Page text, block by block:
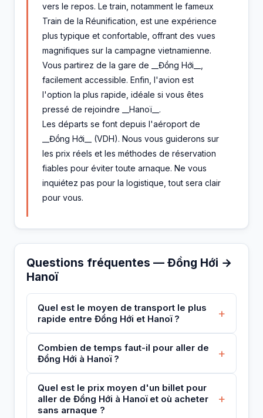
vers le repos. Le train, notamment le fameux
Train de la Réunification, est une expérience
plus typique et confortable, offrant des vues
magnifiques sur la campagne vietnamienne.
Vous partirez de la gare de __Đồng Hới__,
facilement accessible. Enfin, l'avion est
l'option la plus rapide, idéale si vous êtes
pressé de rejoindre __Hanoï__.
Les départs se font depuis l'aéroport de
__Đồng Hới__ (VDH). Nous vous guiderons sur
les prix réels et les méthodes de réservation
fiables pour éviter toute arnaque. Ne vous
inquiétez pas pour la logistique, tout sera clair
pour vous.
Questions fréquentes — Đồng Hới →
Hanoï
Quel est le moyen de transport le plus
rapide entre Đồng Hới et Hanoï ?
+
Combien de temps faut-il pour aller de
Đồng Hới à Hanoï ?
+
Quel est le prix moyen d'un billet pour
aller de Đồng Hới à Hanoï et où acheter
sans arnaque ?
+